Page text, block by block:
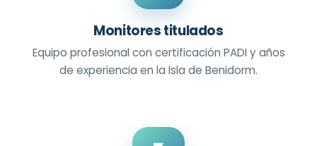
Monitores titulados
Equipo profesional con certificación PADI y años
de experiencia en la Isla de Benidorm.